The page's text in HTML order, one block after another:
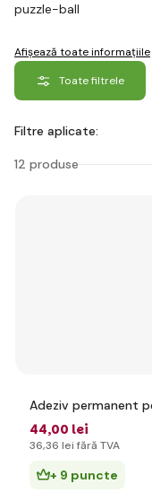
puzzle-ball
Afișează toate informațiile
Toate filtrele
Filtre aplicate:
12 produse
Adeziv permanent
44,00 lei
36,36 lei fără TVA
+ 9 puncte